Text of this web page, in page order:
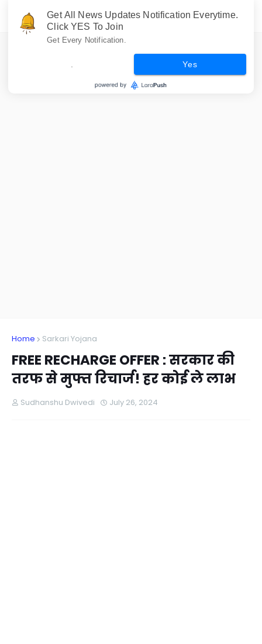
Home Sarkari Yojana
FREE RECHARGE OFFER : सरकार की
तरफ से मुफ्त रिचार्ज! हर कोई ले लाभ
Sudhanshu Dwivedi July 26, 2024
Get All News Updates Notification Everytime.
Click YES To Join
Get Every Notification.
Yes